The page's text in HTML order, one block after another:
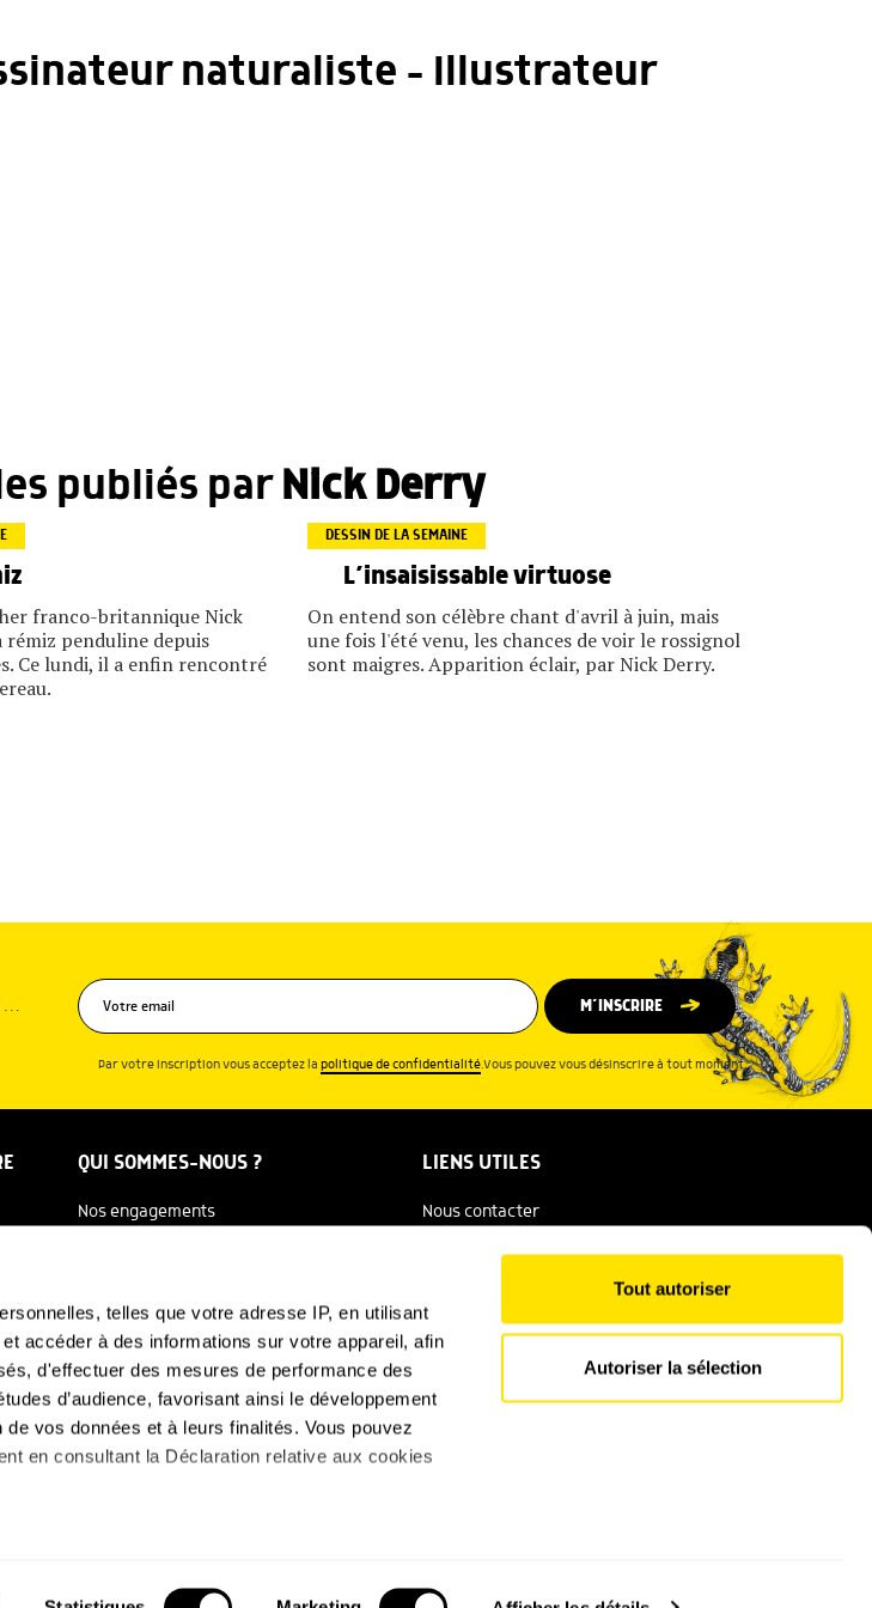
telles que votre adresse IP, en utilisant
accéder à des informations sur votre appareil, afin
d'effectuer des mesures de performance des
d’audience, favorisant ainsi le développement
vos données et à leurs finalités. Vous pouvez
en consultant la Déclaration relative aux cookies
Tout autoriser
Autoriser la sélection
naturaliste - Illustrateur
publiés par Nick Derry
franco-britannique Nick
penduline depuis
Ce lundi, il a enfin rencontré
DESSIN DE LA SEMAINE
L’insaisissable virtuose
On entend son célèbre chant d'avril à juin, mais
une fois l'été venu, les chances de voir le rossignol
sont maigres. Apparition éclair, par Nick Derry.
…
M’INSCRIRE
Par votre inscription vous acceptez lapolitique de confidentialité.Vous pouvez vous désinscrire à tout moment.
QUI SOMMES-NOUS ?
Nos engagements
L'équipe
Nous soutenir
FAQ
LIENS UTILES
Nous contacter
Espace presse
Conditions générales d'utilisation
Politique de confidentialité
Site réalisé avec le soutien de